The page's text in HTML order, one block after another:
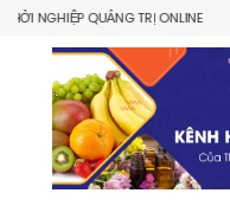
NGHIỆP QUẢNG TRỊ ONLINE